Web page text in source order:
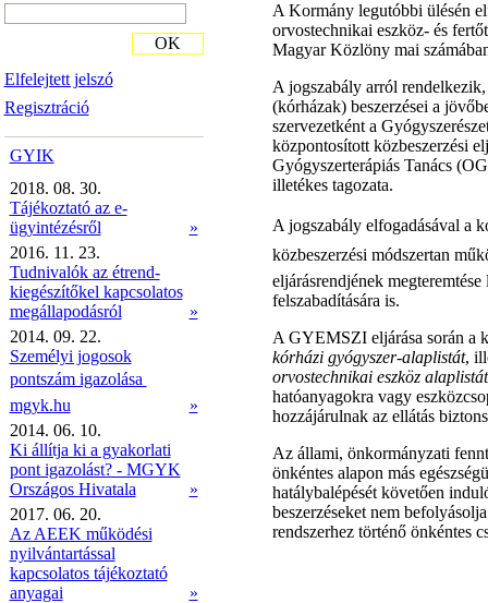
Elfelejtett jelszó
Regisztráció
OK
GYIK
2018. 08. 30.
Tájékoztató az e-
ügyintézésről
»
2016. 11. 23.
Tudnivalók az étrend-
kiegészítőkel kapcsolatos
megállapodásról
»
2014. 09. 22.
Személyi jogosok
pontszám igazolása 
mgyk.hu
»
2014. 06. 10.
Ki állítja ki a gyakorlati
pont igazolást? - MGYK
Országos Hivatala
»
2017. 06. 20.
Az AEEK működési
nyilvántartással
kapcsolatos tájékoztató
anyagai
»
A Kormány legutóbbi ülésén
orvostechnikai eszköz- és
Magyar Közlöny mai
A jogszabály arról
(kórházak) beszerzései a
szervezetként a
központosított közbeszerzési
Gyógyszerterápiás Tanács
illetékes tagozata.
A jogszabály elfogadásával a
közbeszerzési módszertan
eljárásrendjének
felszabadítására is.
A GYEMSZI eljárása során a
kórházi gyógyszer-alaplistát,
orvostechnikai eszköz alaplistát
hatóanyagokra vagy
hozzájárulnak az ellátás
Az állami, önkormányzati
önkéntes alapon más
hatálybalépését követően
beszerzéseket nem
rendszerhez történő önkéntes